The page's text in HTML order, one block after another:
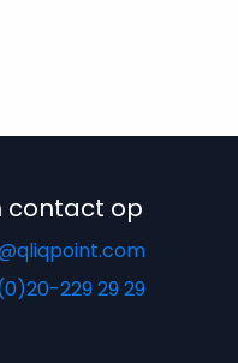
contact op
229 29 29